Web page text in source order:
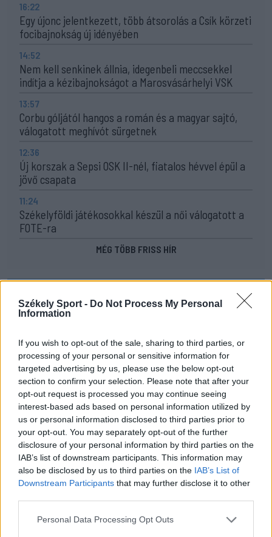
Székely Sport - Do Not Process My Personal
Information
If you wish to opt-out of the sale, sharing to third parties, or
processing of your personal or sensitive information for
targeted advertising by us, please use the below opt-out
section to confirm your selection. Please note that after your
opt-out request is processed you may continue seeing
interest-based ads based on personal information utilized by
us or personal information disclosed to third parties prior to
your opt-out. You may separately opt-out of the further
disclosure of your personal information by third parties on the
IAB’s list of downstream participants. This information may
also be disclosed by us to third parties on the IAB’s List of
Downstream Participants that may further disclose it to other
Personal Data Processing Opt Outs
16:22
Egy újonc jelentkezett, több átsorolás a Csík körzeti
focibajnokság új idényében
14:52
Nem kell senkinek állnia, idegenbeli meccsekkel
indítja a kézibajnokságot a Marosvásárhelyi VSK
13:57
Corbu góljától hangos a román és a magyar sajtó,
válogatott meghívót sürgetnek
12:36
Új korszak a Sepsi OSK II-nél, fiatalos hévvel épül a
jövő csapata
11:24
Székelyföldi játékosokkal készül a női válogatott a
FOTE-ra
MÉG TÖBB FRISS HÍR